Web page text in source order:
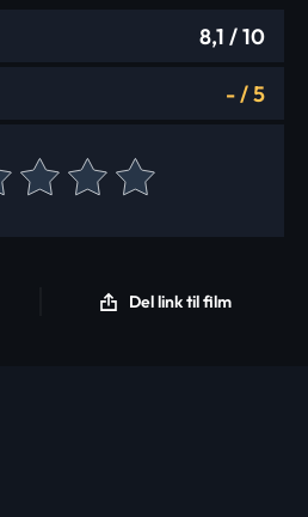
8,1 / 10
-/5
Del link til film